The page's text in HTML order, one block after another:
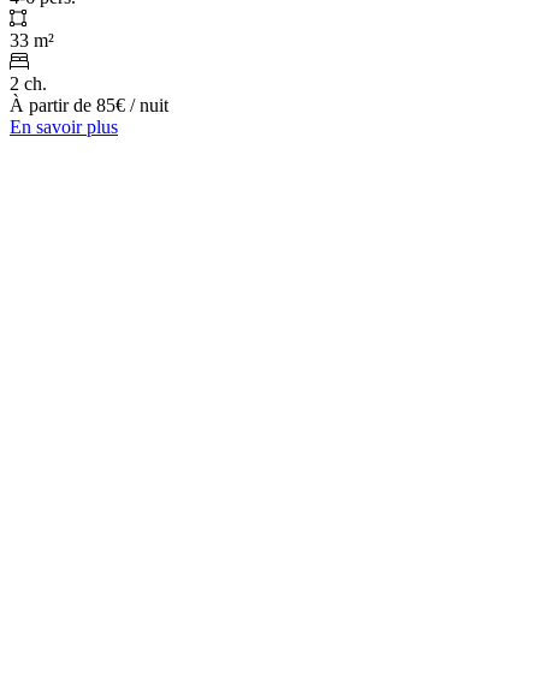
33 m²
2 ch.
À partir de 85€ / nuit
En savoir plus